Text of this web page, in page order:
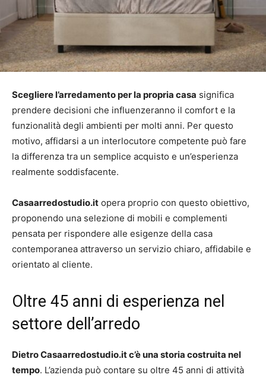
Scegliere l’arredamento per la propria casa significa
prendere decisioni che influenzeranno il comfort e la
funzionalità degli ambienti per molti anni. Per questo
motivo, affidarsi a un interlocutore competente può fare
la differenza tra un semplice acquisto e un’esperienza
realmente soddisfacente.
Casaarredostudio.it opera proprio con questo obiettivo,
proponendo una selezione di mobili e complementi
pensata per rispondere alle esigenze della casa
contemporanea attraverso un servizio chiaro, affidabile e
orientato al cliente.
Oltre 45 anni di esperienza nel
settore dell’arredo
Dietro Casaarredostudio.it c’è una storia costruita nel
tempo. L’azienda può contare su oltre 45 anni di attività